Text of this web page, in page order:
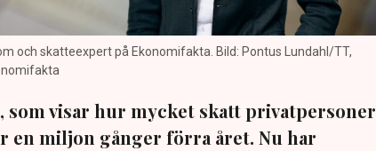
och skatteexpert på Ekonomifakta. Bild: Pontus Lundahl/TT,
som visar hur mycket skatt privatpersoner
en miljon gånger förra året. Nu har